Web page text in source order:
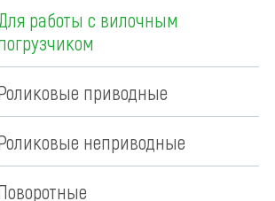
Для работы с вилочным
приводные
неприводные